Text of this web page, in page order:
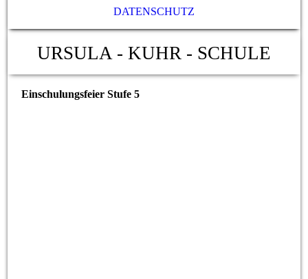
DATENSCHUTZ
URSULA - KUHR - SCHULE
Einschulungsfeier Stufe 5